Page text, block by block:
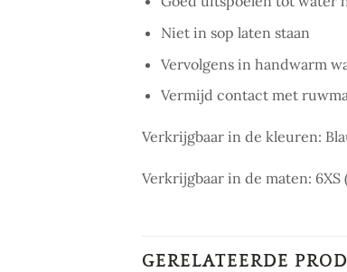
Niet in sop laten staan
Vervolgens in handwarm
Vermijd contact met
Verkrijgbaar in de kleuren:
Verkrijgbaar in de maten: 6XS
GERELATEERDE